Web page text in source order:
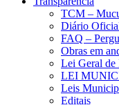
TCM –
Diário
FAQ –
Obras em
Lei Geral de
LEI
Leis
Editais